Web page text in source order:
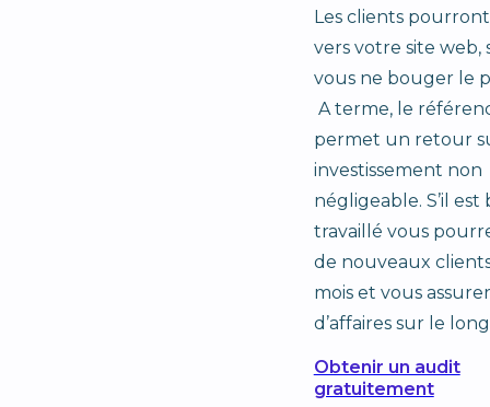
Les clients
vers votre site web,
vous ne bouger le
A terme, le
permet un retour
investissement non
négligeable. S’il est
travaillé vous
de nouveaux
mois et vous
d’affaires sur le
Obtenir un audit
gratuitement